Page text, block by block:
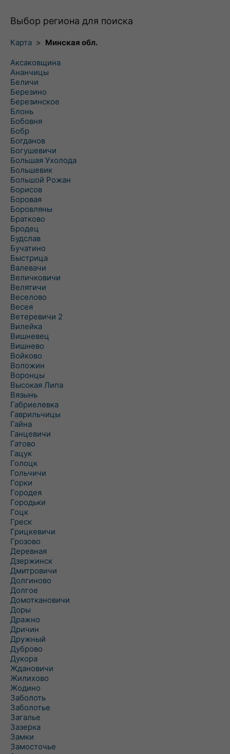
Выбор региона для поиска
Карта > Минская обл.
Аксаковщина
Ананчицы
Беличи
Березино
Березинское
Блонь
Бобовня
Бобр
Богданов
Богушевичи
Большая Ухолода
Большевик
Большой Рожан
Борисов
Боровая
Боровляны
Братково
Бродец
Будслав
Бучатино
Быстрица
Валевачи
Величковичи
Велятичи
Веселово
Весея
Ветеревичи 2
Вилейка
Вишневец
Вишнево
Войково
Воложин
Воронцы
Высокая Липа
Вязынь
Габриелевка
Гаврильчицы
Гайна
Ганцевичи
Гатово
Гацук
Голоцк
Гольчичи
Горки
Городея
Городьки
Гоцк
Греск
Грицкевичи
Грозово
Деревная
Дзержинск
Дмитровичи
Долгиново
Долгое
Домоткановичи
Доры
Дражно
Дричин
Дружный
Дуброво
Дукора
Ждановичи
Жилихово
Жодино
Заболоть
Заболотье
Загалье
Зазерка
Замки
Замосточье